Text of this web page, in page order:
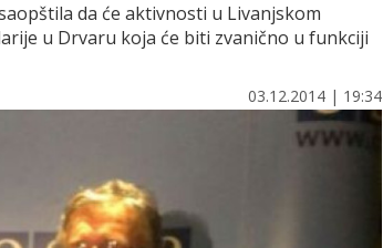
da će aktivnosti u Livanjskom
u Drvaru koja će biti zvanično u funkciji
03.12.2014 | 19:34